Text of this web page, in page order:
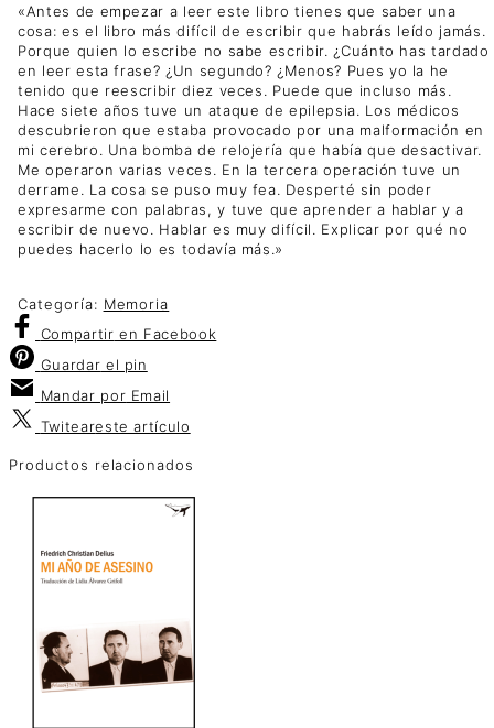
«Antes de empezar a leer este libro tienes que saber una
cosa: es el libro más difícil de escribir que habrás leído jamás.
Porque quien lo escribe no sabe escribir. ¿Cuánto has tardado
en leer esta frase? ¿Un segundo? ¿Menos? Pues yo la he
tenido que reescribir diez veces. Puede que incluso más.
Hace siete años tuve un ataque de epilepsia. Los médicos
descubrieron que estaba provocado por una malformación en
mi cerebro. Una bomba de relojería que había que desactivar.
Me operaron varias veces. En la tercera operación tuve un
derrame. La cosa se puso muy fea. Desperté sin poder
expresarme con palabras, y tuve que aprender a hablar y a
escribir de nuevo. Hablar es muy difícil. Explicar por qué no
puedes hacerlo lo es todavía más.»
Categoría: Memoria
Compartir en Facebook
Guardar el pin
Mandar por Email
Twiteareste artículo
Productos relacionados